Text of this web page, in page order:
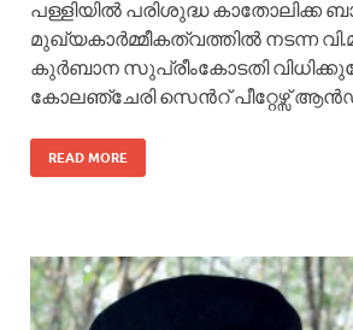
പള്ളിയില്‍ പരിശുദ്ധ കാതോലിക്ക
മുഖ്യകാര്‍മ്മീകത്വത്തില്‍ നടന്ന
കുര്‍ബാന സുപ്രീംകോടതി
കോലഞ്ചേരി സെന്‍റ് പീറ്റേഴ്സ്
READ MORE